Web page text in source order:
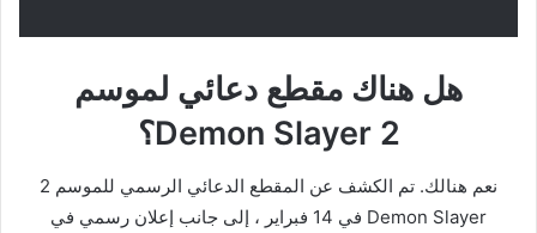
هل هناك مقطع دعائي لموسم
Demon Slayer 2؟
نعم هنالك. تم الكشف عن المقطع الدعائي الرسمي للموسم 2
Demon Slayer في 14 فبراير ، إلى جانب إعلان رسمي في